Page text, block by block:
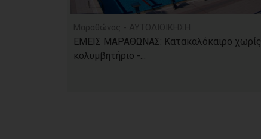
ΕΜΕΙΣ ΜΑΡΑΘΩΝΑΣ: Κατακαλόκαιρο χωρίς
κολυμβητήριο -...